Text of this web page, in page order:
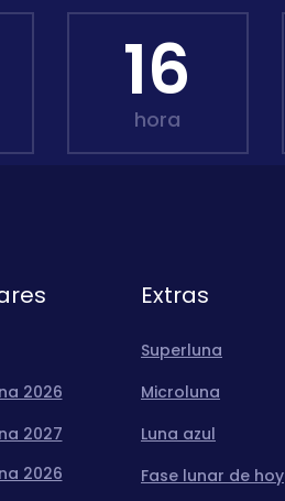
16
hora
2026
2027
2026
Extras
Superluna
Microluna
Luna azul
Fase lunar de hoy